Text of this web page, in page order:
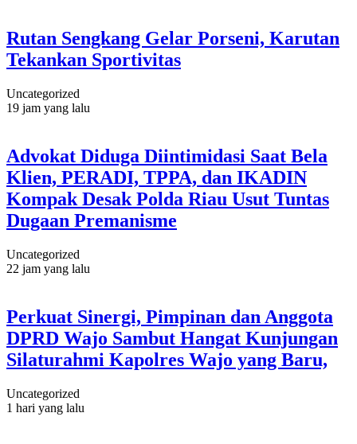
Rutan Sengkang Gelar Porseni, Karutan
Tekankan Sportivitas
Uncategorized
19 jam yang lalu
Advokat Diduga Diintimidasi Saat Bela
Klien, PERADI, TPPA, dan IKADIN
Kompak Desak Polda Riau Usut Tuntas
Dugaan Premanisme
Uncategorized
22 jam yang lalu
Perkuat Sinergi, Pimpinan dan Anggota
DPRD Wajo Sambut Hangat Kunjungan
Silaturahmi Kapolres Wajo yang Baru,
Uncategorized
1 hari yang lalu